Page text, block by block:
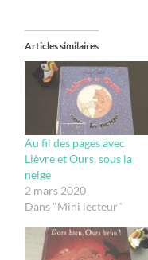
Articles similaires
Au fil des pages avec
Lièvre et Ours, sous la
neige
2 mars 2020
Dans "Mini lecteur"